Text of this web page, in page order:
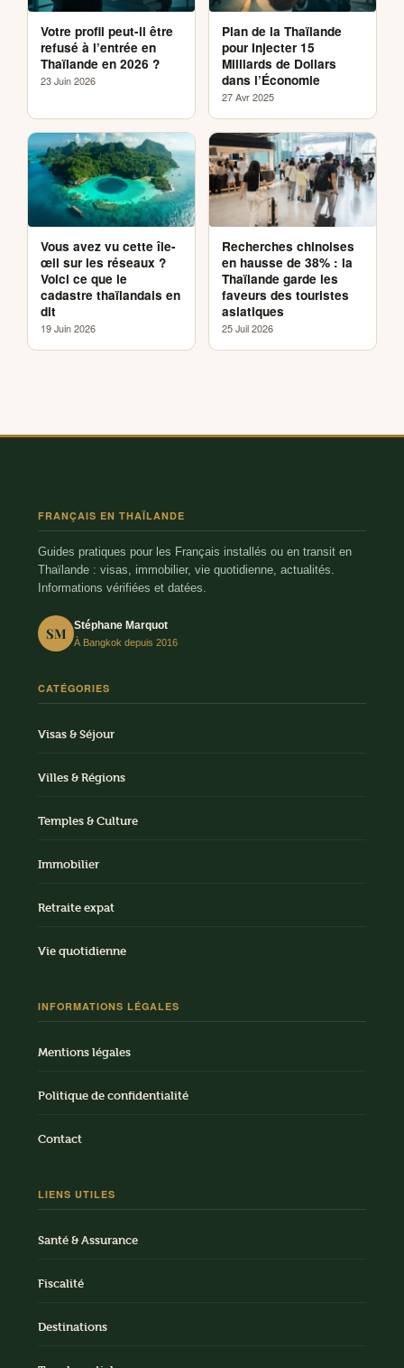
Votre profil peut-il être
refusé à l’entrée en
Thaïlande en 2026 ?
23 Juin 2026
Plan de la Thaïlande
pour Injecter 15
Milliards de Dollars
dans l’Économie
27 Avr 2025
Vous avez vu cette île-
œil sur les réseaux ?
Voici ce que le
cadastre thaïlandais en
dit
19 Juin 2026
Recherches chinoises
en hausse de 38% : la
Thaïlande garde les
faveurs des touristes
asiatiques
25 Juil 2026
FRANÇAIS EN THAÏLANDE
Guides pratiques pour les Français installés ou en transit en
Thaïlande : visas, immobilier, vie quotidienne, actualités.
Informations vérifiées et datées.
SM Stéphane Marquot
À Bangkok depuis 2016
CATÉGORIES
Visas & Séjour
Villes & Régions
Temples & Culture
Immobilier
Retraite expat
Vie quotidienne
INFORMATIONS LÉGALES
Mentions légales
Politique de confidentialité
Contact
LIENS UTILES
Santé & Assurance
Fiscalité
Destinations